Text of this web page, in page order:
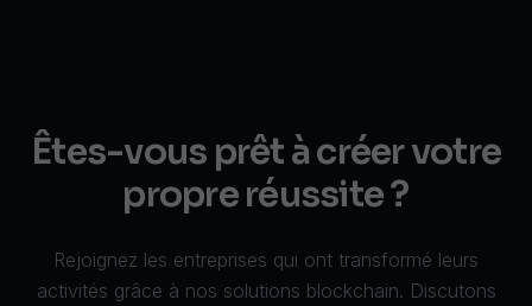
Êtes-vous prêt à créer votre
propre réussite ?
Rejoignez les entreprises qui ont transformé leurs
activités grâce à nos solutions blockchain. Discutons